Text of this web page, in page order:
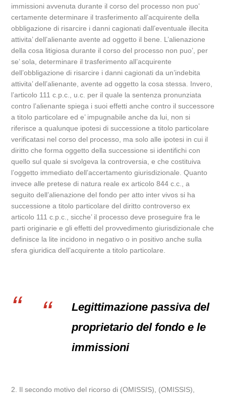
immissioni avvenuta durante il corso del processo non puo’
certamente determinare il trasferimento all’acquirente della
obbligazione di risarcire i danni cagionati dall’eventuale illecita
attivita’ dell’alienante avente ad oggetto il bene. L’alienazione
della cosa litigiosa durante il corso del processo non puo’, per
se’ sola, determinare il trasferimento all’acquirente
dell’obbligazione di risarcire i danni cagionati da un’indebita
attivita’ dell’alienante, avente ad oggetto la cosa stessa. Invero,
l’articolo 111 c.p.c., u.c. per il quale la sentenza pronunziata
contro l’alienante spiega i suoi effetti anche contro il successore
a titolo particolare ed e’ impugnabile anche da lui, non si
riferisce a qualunque ipotesi di successione a titolo particolare
verificatasi nel corso del processo, ma solo alle ipotesi in cui il
diritto che forma oggetto della successione si identifichi con
quello sul quale si svolgeva la controversia, e che costituiva
l’oggetto immediato dell’accertamento giurisdizionale. Quanto
invece alle pretese di natura reale ex articolo 844 c.c., a
seguito dell’alienazione del fondo per atto inter vivos si ha
successione a titolo particolare del diritto controverso ex
articolo 111 c.p.c., sicche’ il processo deve proseguire fra le
parti originarie e gli effetti del provvedimento giurisdizionale che
definisce la lite incidono in negativo o in positivo anche sulla
sfera giuridica dell’acquirente a titolo particolare.
Legittimazione passiva del
proprietario del fondo e le
immissioni
2. Il secondo motivo del ricorso di (OMISSIS), (OMISSIS),